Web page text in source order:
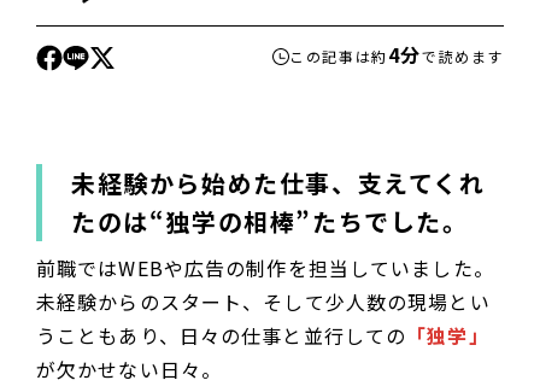
この記事は約4分で読めます
未経験から始めた仕事、支えてくれ
たのは“独学の相棒”たちでした。
前職ではWEBや広告の制作を担当していました。
未経験からのスタート、そして少人数の現場とい
うこともあり、日々の仕事と並行しての 「独学」
が欠かせない日々。